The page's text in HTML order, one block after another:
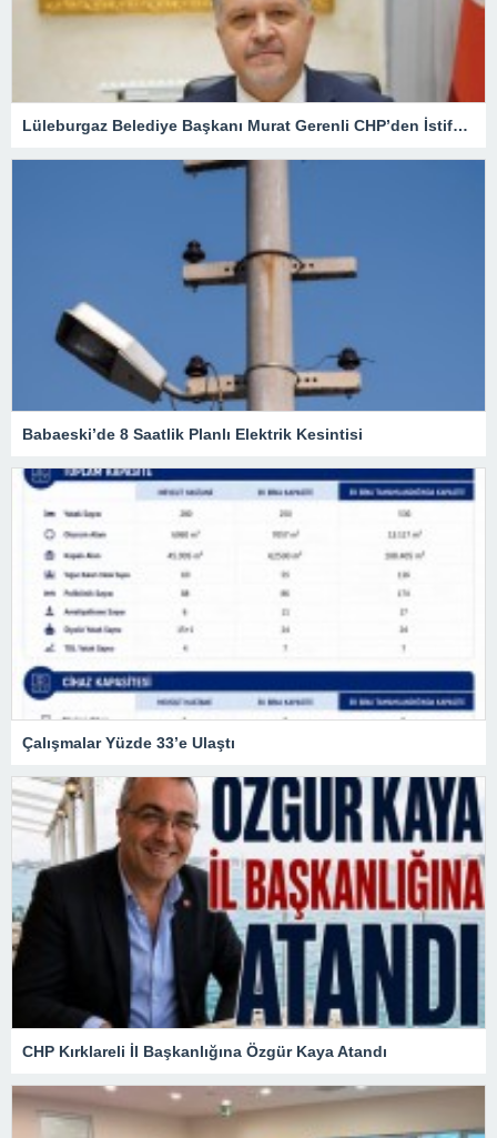
Lüleburgaz Belediye Başkanı Murat Gerenli CHP’den İstifa Etti
Babaeski’de 8 Saatlik Planlı Elektrik Kesintisi
Çalışmalar Yüzde 33’e Ulaştı
CHP Kırklareli İl Başkanlığına Özgür Kaya Atandı